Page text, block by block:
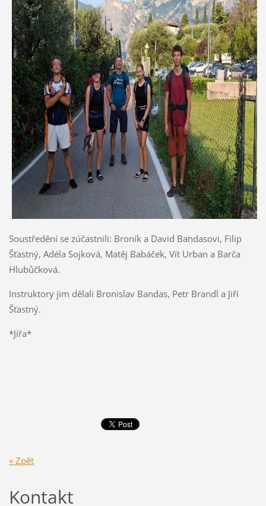
Soustředění se zúčastnili: Broník a David Bandasovi, Filip
Šťastný, Adéla Sojková, Matěj Babáček, Vít Urban a Barča
Hlubůčková.
Instruktory jim dělali Bronislav Bandas, Petr Brandl a Jiří
Šťastný.
*Jířa*
« Zpět
Kontakt